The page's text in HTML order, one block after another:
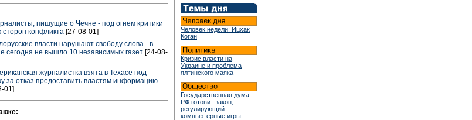
пишущие о Чечне - под огнем критики
сторон конфликта [27-08-01]
власти нарушают свободу слова - в
сегодня не вышло 10 независимых газет [24-08-
журналистка взята в Техасе под
за отказ предоставить властям информацию
01]
Человек недели: Ицхак
Коган
Кризис власти на
Украине и проблема
ялтинского маяка
Государственная дума
РФ готовит закон,
регулирующий
компьютерные игры